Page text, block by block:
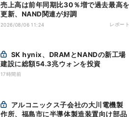
売上高は前年同期比30％増で過去最高を
更新、NAND関連が好調
2026/08/06 11:24 レポート
建設に総額54.3兆ウォンを投資
17時間前
作所、福島市に半導体製造装置向け部品